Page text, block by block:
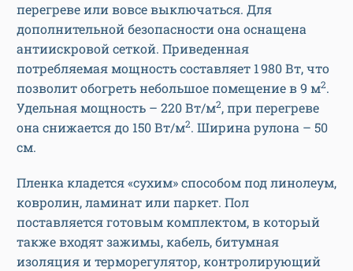
перегреве или вовсе выключаться. Для
дополнительной безопасности она оснащена
антиискровой сеткой. Приведенная
потребляемая мощность составляет 1 980 Вт, что
позволит обогреть небольшое помещение в 9 м2.
Удельная мощность – 220 Вт/м2, при перегреве
она снижается до 150 Вт/м2. Ширина рулона – 50
см.
Пленка кладется «сухим» способом под линолеум,
ковролин, ламинат или паркет. Пол
поставляется готовым комплектом, в который
также входят зажимы, кабель, битумная
изоляция и терморегулятор, контролирующий